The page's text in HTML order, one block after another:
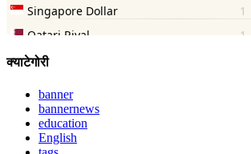
क्याटेगोरी
banner
bannernews
education
English